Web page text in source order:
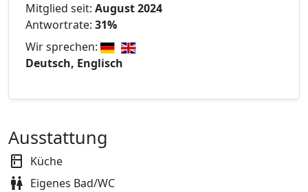
Mitglied seit: August 2024
Antwortrate: 31%
Wir sprechen:
Deutsch, Englisch
Ausstattung
Küche
Eigenes Bad/WC